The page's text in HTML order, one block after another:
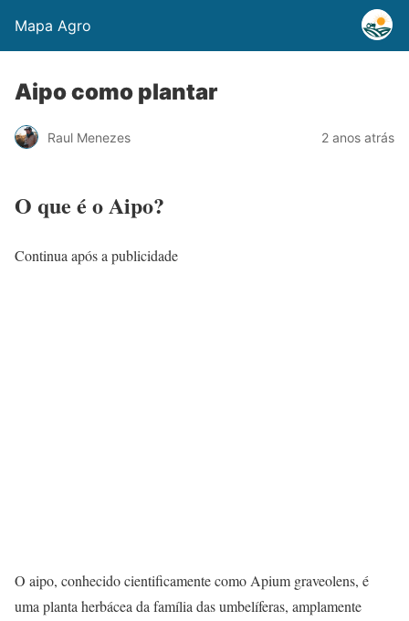
Mapa Agro
Aipo como plantar
Raul Menezes 2 anos atrás
O que é o Aipo?
Continua após a publicidade
O aipo, conhecido cientificamente como Apium graveolens, é
uma planta herbácea da família das umbelíferas, amplamente